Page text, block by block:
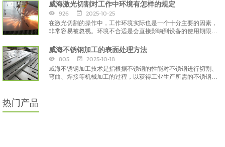
威海激光切割对工作中环境有怎样的规定
926
2025-10-25
在激光切割的操作中，工作环境实际也是一个十分主要的因素，
非常容易被忽视。环境不合适是会直接影响到设备的使用期限和
威海不锈钢加工的表面处理方法
805
2025-10-18
威海不锈钢加工技术是指根据不锈钢的性能对不锈钢进行切割、
弯曲、焊接等机械加工的过程，以获得工业生产所需的不锈钢产
热门产品